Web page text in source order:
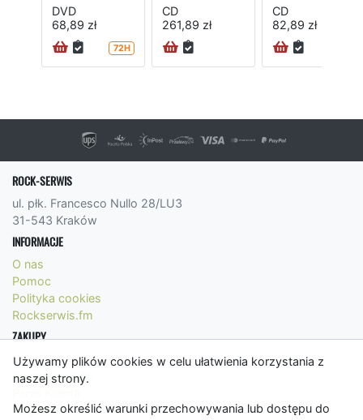
Używamy plików cookies w celu ułatwienia korzystania z
naszej strony.
Możesz określić warunki przechowywania lub dostępu do
DVD
68,89 zł
72H
CD
261,89 zł
CD
82,89 zł
ROCK-SERWIS
ul. płk. Francesco Nullo 28/LU3
31-543 Kraków
INFORMACJE
O nas
Pomoc
Polityka cookies
Rockserwis.fm
ZAKUPY
Formy płatności
Koszty wysyłki
Regulamin